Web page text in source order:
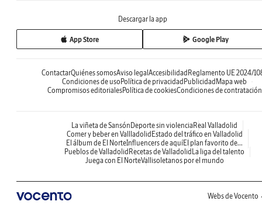
Descargar la app
App Store Google Play
ContactarQuiénes somosAviso legal Accesibilidad Reglamento UE 2024/
Condiciones de uso Política de privacidad Publicidad Mapa web
Compromisos editorialesPolítica de cookiesCondiciones de contratación
La viñeta de Sansón Deporte sin violencia Real Valladolid
Comer y beber en Vallladolid Estado del tráfico en Valladolid
El álbum de El NorteInfluencers de aquíEl plan favorito de...
Pueblos de Valladolid Recetas de Valladolid La liga del talento
Juega con El NorteVallisoletanos por el mundo
Webs de Vocento